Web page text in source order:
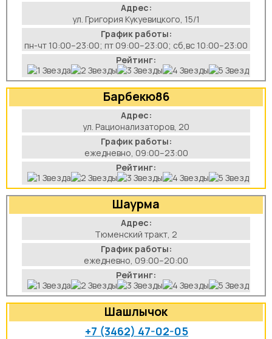
Адрес:
ул. Григория Кукуевицкого, 15/1
График работы:
пн-чт 10:00–23:00; пт 09:00–23:00; сб,вс 10:00–23:00
Рейтинг:
Барбекю86
Адрес:
ул. Рационализаторов, 20
График работы:
ежедневно, 09:00–23:00
Рейтинг:
Шаурма
Адрес:
Тюменский тракт, 2
График работы:
ежедневно, 09:00–20:00
Рейтинг:
Шашлычок
+7 (3462) 47-02-05